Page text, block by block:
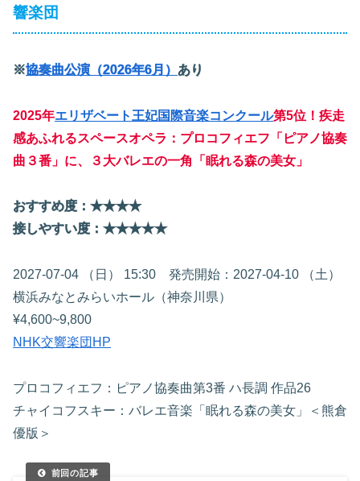
響楽団
※協奏曲公演（2026年6月） あり
2025年エリザベート王妃国際音楽コンクール第5位！疾走
感あふれるスペースオペラ：プロコフィエフ「ピアノ協奏
曲３番」に、３大バレエの一角「眠れる森の美女」
おすすめ度：★★★★
接しやすい度：★★★★★
2027-07-04 （日） 15:30 発売開始：2027-04-10 （土）
横浜みなとみらいホール（神奈川県）
¥4,600~9,800
NHK交響楽団HP
プロコフィエフ：ピアノ協奏曲第3番 ハ長調 作品26
チャイコフスキー：バレエ音楽「眠れる森の美女」＜熊倉
優版＞